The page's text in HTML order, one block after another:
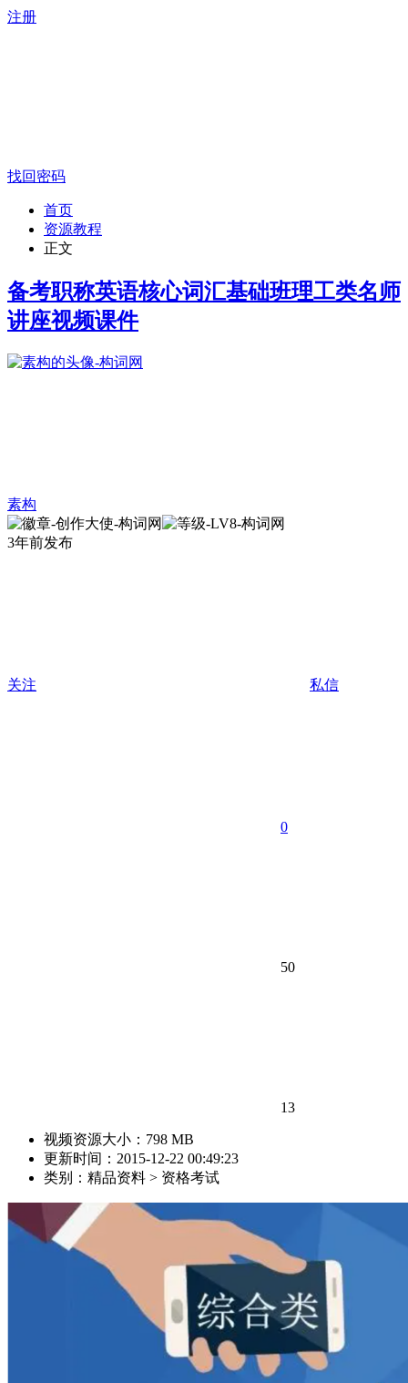
注册
找回密码
首页
资源教程
正文
备考职称英语核心词汇基础班理工类名师
讲座视频课件
素构
3年前发布
关注 私信
0
50
13
视频资源大小：798 MB
更新时间：2015-12-22 00:49:23
类别：精品资料 > 资格考试